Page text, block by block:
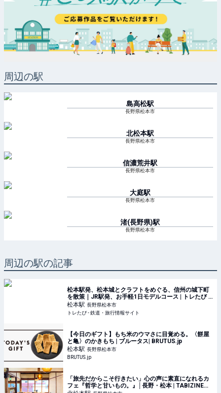
周辺の駅
島高松駅
長野県松本市
北松本駅
長野県松本市
信濃荒井駅
長野県松本市
大庭駅
長野県松本市
渚(長野県)駅
長野県松本市
周辺の駅の記事
松本駅発、松本城とクラフトをめぐる、信州の城下町
を散策｜JR駅発、お手軽1日モデルコース | トレたび -
鉄道・旅行情報サイト
松本駅 長野県松本市
トレたび - 鉄道・旅行情報サイト
【今日のギフト】もち米のウマさに目覚める。〈餅屋
と亀〉のかきもち | ブルータス| BRUTUS.jp
松本駅 長野県松本市
BRUTUS.jp
「旅先だからこそ行きたい」心の声に素直になれるカ
フェ『哲学と甘いもの。』│長野・松本 | TABIZINE～